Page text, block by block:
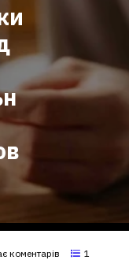
коментарів
1